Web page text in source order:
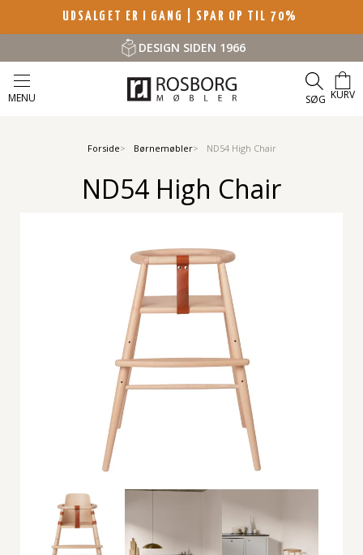
UDSALGET ER I GANG | SPAR OP TIL 70%
DESIGN SIDEN 1966
MENU SØG KURV
Forside Børnemøbler ND54 High Chair
ND54 High Chair